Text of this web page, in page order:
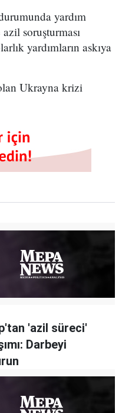
yardım
soruşturması
yardımların askıya
Ukrayna krizi
'azil süreci'
Darbeyi